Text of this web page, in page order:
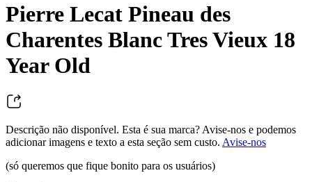
Pierre Lecat Pineau des
Charentes Blanc Tres Vieux 18
Year Old
Descrição não disponível. Esta é sua marca? Avise-nos e podemos
adicionar imagens e texto a esta seção sem custo. Avise-nos
(só queremos que fique bonito para os usuários)